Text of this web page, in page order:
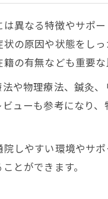
交通事故治療の口コ
初めての交通事故治
春町エリアで交通事
事故治療と保険手続
交通事故治療時の保
保険手続きと交通事
整骨院で交通事故治
保険会社とのやりと
異なる特徴やサポ
の原因や状態をし
の有無なども重要な
や物理療法、鍼灸
ューも参考になり
しやすい環境やサ
とができます。